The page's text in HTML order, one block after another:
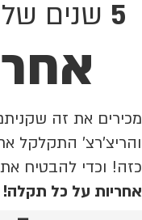
5 שנים של
מכירים את זה
והריצ'רצ' התקלקל
כזה! וכדי להבטיח
אחריות על כל תקלה!